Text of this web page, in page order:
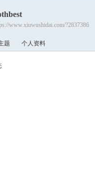
索
www.xiuwushidai.com/?2837386
题 个人资料